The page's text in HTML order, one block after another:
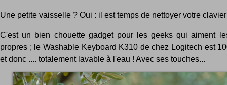
Une petite vaisselle ? Oui : il est temps de nettoyer votre
C'est un bien chouette gadget pour les geeks qui aiment
propres ; le Washable Keyboard K310 de chez Logitech est
et donc .... totalement lavable à l'eau ! Avec ses touches...